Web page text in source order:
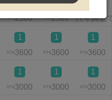
1
NT$2500
1
NT$2500 只今満室
1
NT$ 3600
1
NT$ 3600
1
NT$ 3600
1
NT$ 3000
1
NT$ 3000
1
NT$ 3000